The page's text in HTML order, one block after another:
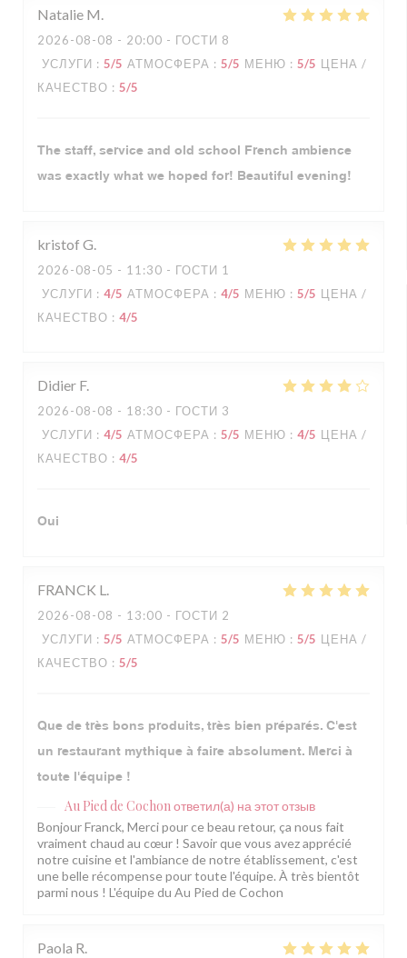
Natalie M
2026-08-08 - 20:00 - ГОСТИ 8
УСЛУГИ : 5/5 АТМОСФЕРА : 5/5 МЕНЮ : 5/5 ЦЕНА /
КАЧЕСТВО : 5/5
The staff, service and old school French ambience
was exactly what we hoped for! Beautiful evening!
kristof G
2026-08-05 - 11:30 - ГОСТИ 1
УСЛУГИ : 4/5 АТМОСФЕРА : 4/5 МЕНЮ : 5/5 ЦЕНА /
КАЧЕСТВО : 4/5
Didier F
2026-08-08 - 18:30 - ГОСТИ 3
УСЛУГИ : 4/5 АТМОСФЕРА : 5/5 МЕНЮ : 4/5 ЦЕНА /
КАЧЕСТВО : 4/5
Oui
FRANCK L
2026-08-08 - 13:00 - ГОСТИ 2
УСЛУГИ : 5/5 АТМОСФЕРА : 5/5 МЕНЮ : 5/5 ЦЕНА /
КАЧЕСТВО : 5/5
Que de très bons produits, très bien préparés. C'est
un restaurant mythique à faire absolument. Merci à
toute l'équipe !
Au Pied de Cochonответил(а) на этот отзыв
Bonjour Franck, Merci pour ce beau retour, ça nous fait
vraiment chaud au cœur ! Savoir que vous avez apprécié
notre cuisine et l'ambiance de notre établissement, c'est
une belle récompense pour toute l'équipe. À très bientôt
parmi nous ! L'équipe du Au Pied de Cochon
Paola R